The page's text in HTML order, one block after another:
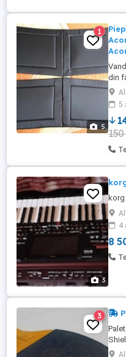
5
1
din
5
3
4
8
3